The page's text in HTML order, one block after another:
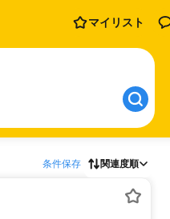
マイリスト
条件保存 関連度順